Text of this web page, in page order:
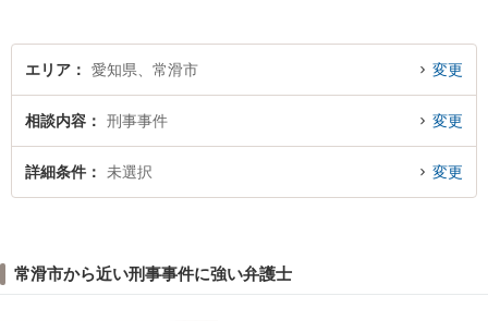
エリア 愛知県、常滑市 変更
相談内容 刑事事件 変更
詳細条件 未選択 変更
常滑市から近い刑事事件に強い弁護士